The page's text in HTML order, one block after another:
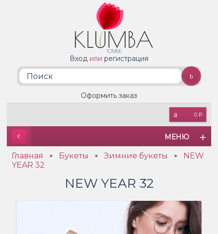
Вход или регистрация
0 ₽
Оформить заказ
МЕНЮ
Главная » Букеты » Зимние букеты »
NEW
YEAR 32
NEW YEAR 32